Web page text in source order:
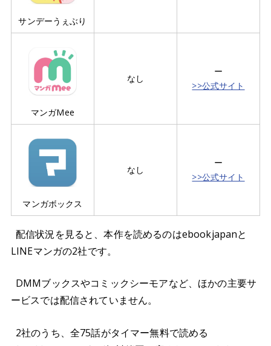
サンデーうぇぶり
マンガMee
なし
ー
>>公式サイト
マンガボックス
なし
ー
>>公式サイト
配信状況を見ると、本作を読めるのはebookjapanと
LINEマンガの2社です。
DMMブックスやコミックシーモアなど、ほかの主要サ
ービスでは配信されていません。
2社のうち、全75話がタイマー無料で読める